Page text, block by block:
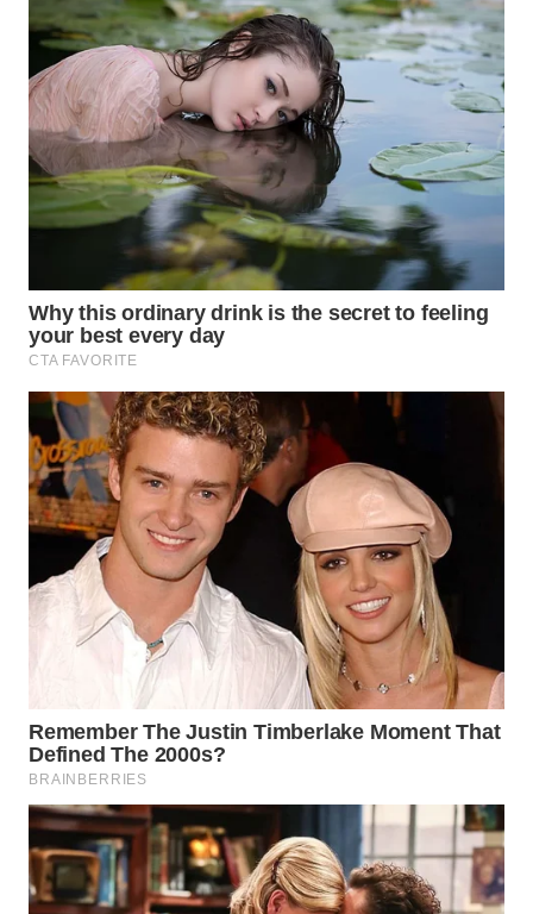
WAHANA
SPORT
WAHANA
UMKM
WAHANA
WAHANA
PERSONA
WAHANA
OTOMOTIF
WAHANA
HEALTH
WAHANA
DESA
WISATA
WAHANA
Wahana
Network
KONSUMEN
LISTRIK